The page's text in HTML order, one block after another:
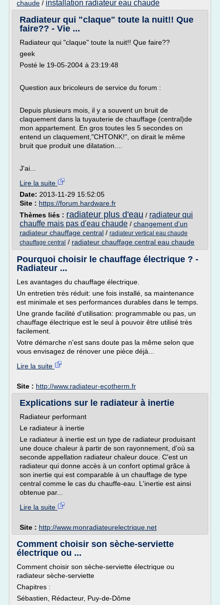
chaude / installation radiateur eau chaude
Radiateur qui "claque" toute la nuit!! Que
faire?? - Vie ...
Radiateur qui "claque" toute la nuit!! Que faire??
geek
Posté le 19-05-2004 à 23:19:48
Question aux bricoleurs de service du forum :
Depuis plusieurs mois, il y a souvent un bruit de
claquement dans la tuyauterie de chauffage (central)de
mon appartement. En gros toutes les 5 secondes on
entend un claquement,"CHTONK!", on dirait le même
bruit que produit une dilatation....
J'ai...
Lire la suite
Date: 2013-11-29 15:52:05
Site : https://forum.hardware.fr
Thèmes liés : radiateur plus d'eau / radiateur qui
chauffe mais pas d'eau chaude / changement d'un
radiateur chauffage central / radiateur vertical eau chaude
chauffage central / radiateur chauffage central eau chaude
Pourquoi choisir le chauffage électrique ? -
Radiateur ...
Les avantages du chauffage électrique.
Un entretien très réduit: une fois installé, sa maintenance
est minimale et ses performances durables dans le temps.
Une grande facilité d'utilisation: programmable ou pas, un
chauffage électrique est le seul à pouvoir être utilisé très
facilement.
Votre démarche n'est sans doute pas la même selon que
vous envisagez de rénover une pièce déjà...
Lire la suite
Site : http://www.radiateur-ecotherm.fr
Explications sur le radiateur à inertie
Radiateur performant
Le radiateur à inertie
Le radiateur à inertie est un type de radiateur produisant
une douce chaleur à partir de son rayonnement, d'où sa
seconde appellation radiateur chaleur douce. C'est un
radiateur qui donne accès à un confort optimal grâce à
son inertie qui est comparable à un chauffage de type
central comme le cas du chauffe-eau. L'inertie est ainsi
obtenue par...
Lire la suite
Site : http://www.monradiateurelectrique.net
Comment choisir son sèche-serviette
électrique ou ...
Comment choisir son sèche-serviette électrique ou
radiateur sèche-serviette
Chapitres :
Sébastien, Rédacteur, Puy-de-Dôme